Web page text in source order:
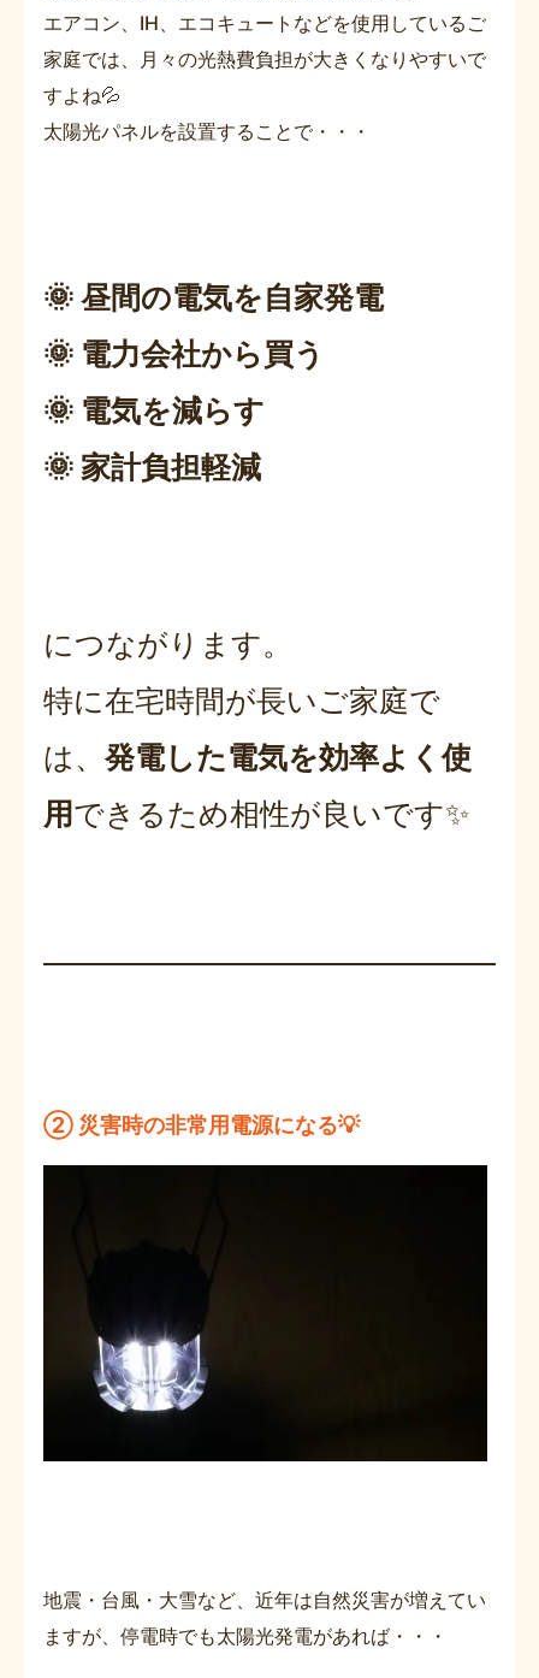
エアコン、IH、エコキュートなどを使用しているご
家庭では、月々の光熱費負担が大きくなりやすいで
すよね💦
太陽光パネルを設置することで・・・
🌞 昼間の電気を自家発電
🌞 電力会社から買う
🌞 電気を減らす
🌞 家計負担軽減
につながります。
特に在宅時間が長いご家庭で
は、 発電した電気を効率よく使
用できるため相性が良いです✨
② 災害時の非常用電源になる💡
地震・台風・大雪など、近年は自然災害が増えてい
ますが、停電時でも太陽光発電があれば・・・